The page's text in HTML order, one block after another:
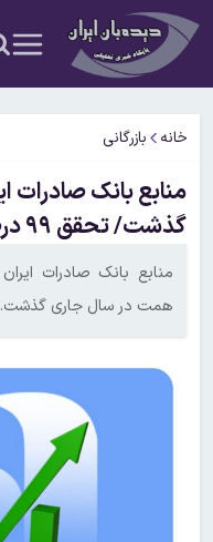
خانه بازرگانی
گذشت/ تحقق ۹۹ درصدی هدف منابع
همت در سال جاری گذشت.